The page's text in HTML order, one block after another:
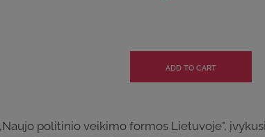
politinio veikimo formos Lietuvoje",